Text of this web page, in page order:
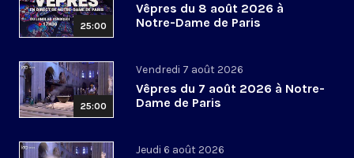
25:00
Vêpres du 8 août 2026 à
Notre-Dame de Paris
25:00
Vendredi 7 août 2026
Vêpres du 7 août 2026 à Notre-
Dame de Paris
Jeudi 6 août 2026